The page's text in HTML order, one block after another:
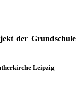
der Grundschule
Leipzig